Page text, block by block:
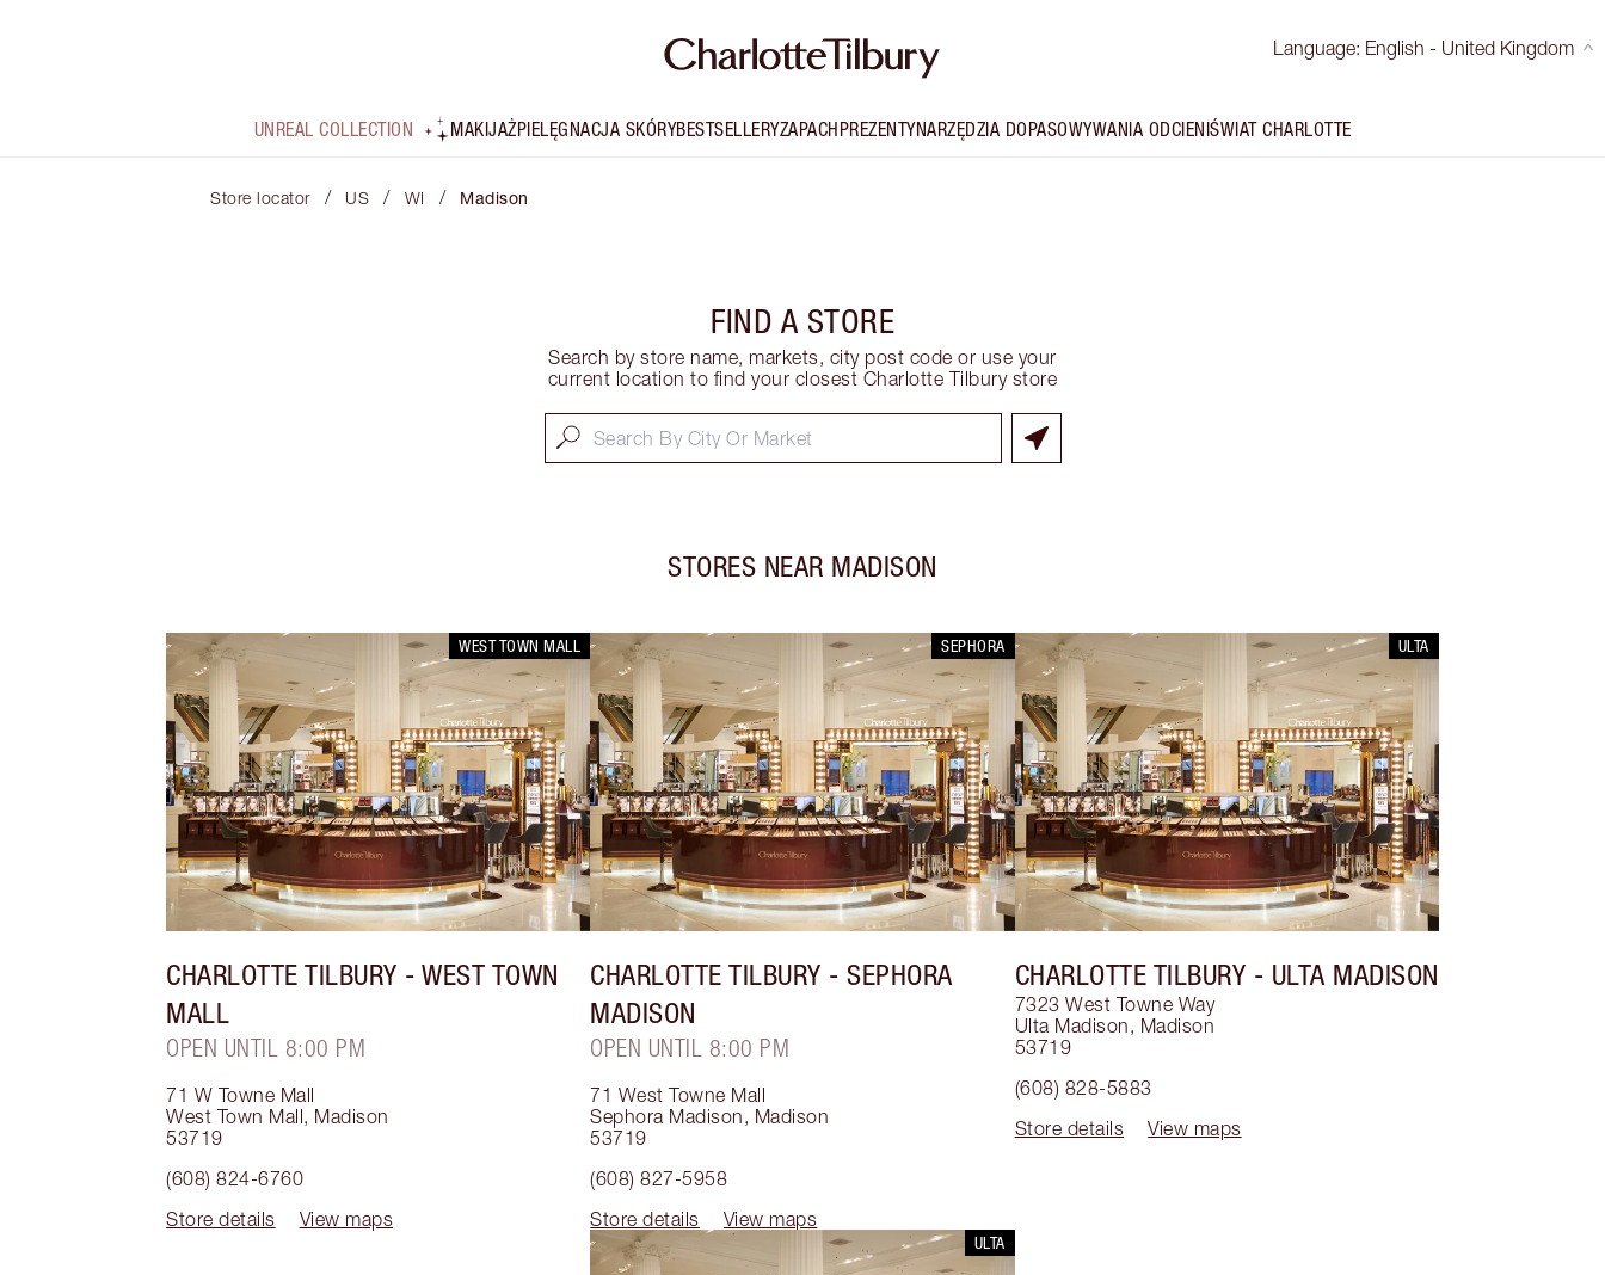
Language: English - United Kingdom
UNREAL COLLECTION MAKIJAŻPIELĘGNACJA SKÓRYBESTSELLERYZAPACHPREZENTYNARZĘDZIA DOPASOWYWANIA ODCIENIŚWIAT CHARLOTTE
Store locator / US / WI / Madison
FIND A STORE
Search by store name, markets, city post code or use your
current location to find your closest Charlotte Tilbury store
STORES NEAR MADISON
WEST TOWN MALL
CHARLOTTE TILBURY - WEST TOWN
MALL
OPEN UNTIL 8:00 PM
71 W Towne Mall
West Town Mall, Madison
53719
(608) 824-6760
Store details
View maps
SEPHORA
CHARLOTTE TILBURY - SEPHORA
MADISON
OPEN UNTIL 8:00 PM
71 West Towne Mall
Sephora Madison, Madison
53719
(608) 827-5958
Store details
View maps
ULTA
CHARLOTTE TILBURY - ULTA MADISON
7323 West Towne Way
Ulta Madison, Madison
53719
(608) 828-5883
Store details
View maps
ULTA